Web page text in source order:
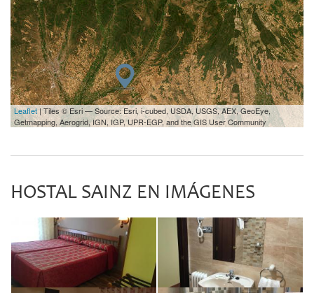
Leaflet| Tiles © Esri — Source: Esri, i-cubed, USDA, USGS, AEX, GeoEye,
Getmapping, Aerogrid, IGN, IGP, UPR-EGP, and the GIS User Community
HOSTAL SAINZ EN IMÁGENES